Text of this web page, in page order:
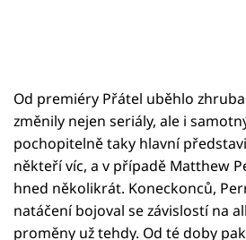
Od premiéry Přátel uběhlo
změnily nejen seriály, ale i
pochopitelně taky hlavní
někteří víc, a v případě Matthew
hned několikrát. Koneckonců,
natáčení bojoval se závislostí na
proměny už tehdy. Od té doby